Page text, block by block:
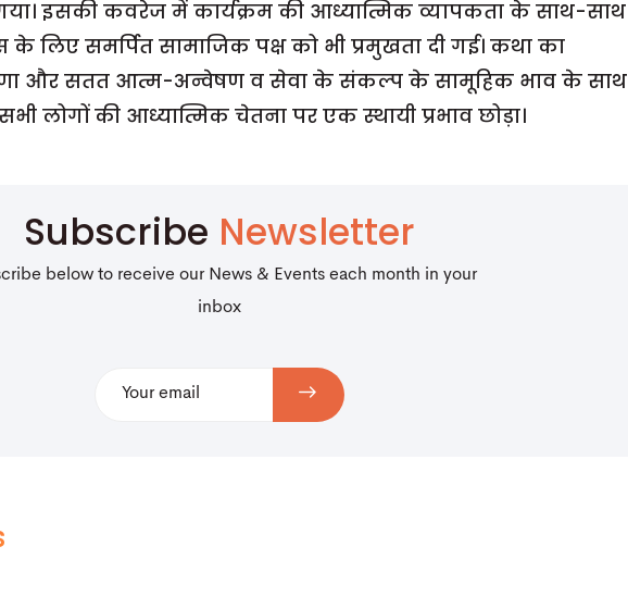
गया। इसकी कवरेज में कार्यक्रम की आध्यात्मिक व्यापकता के साथ-साथ
के लिए समर्पित सामाजिक पक्ष को भी प्रमुखता दी गई। कथा का
और सतत आत्म-अन्वेषण व सेवा के संकल्प के सामूहिक भाव के साथ
लोगों की आध्यात्मिक चेतना पर एक स्थायी प्रभाव छोड़ा।
Subscribe Newsletter
below to receive our News & Events each month in your
inbox